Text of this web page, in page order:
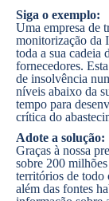
Siga o exemplo:
Uma empresa de
monitorização da
toda a sua cadeia
fornecedores.
de insolvência
níveis abaixo da
tempo para
crítica do
Adote a solução:
Graças à nossa
sobre 200
territórios de todo
além das fontes